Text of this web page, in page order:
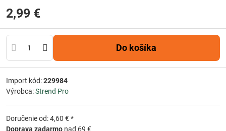
2,99 €
Do košíka
Import kód:229984
Výrobca:Strend Pro
Doručenie od: 4,60 € *
Doprava zadarmo nad 69 €